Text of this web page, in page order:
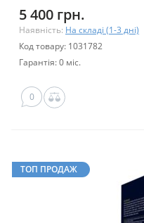
5 400 грн.
Наявність: На складі (1-3 дні)
Код товару: 1031782
Гарантія: 0 міс.
0
ТОП ПРОДАЖ